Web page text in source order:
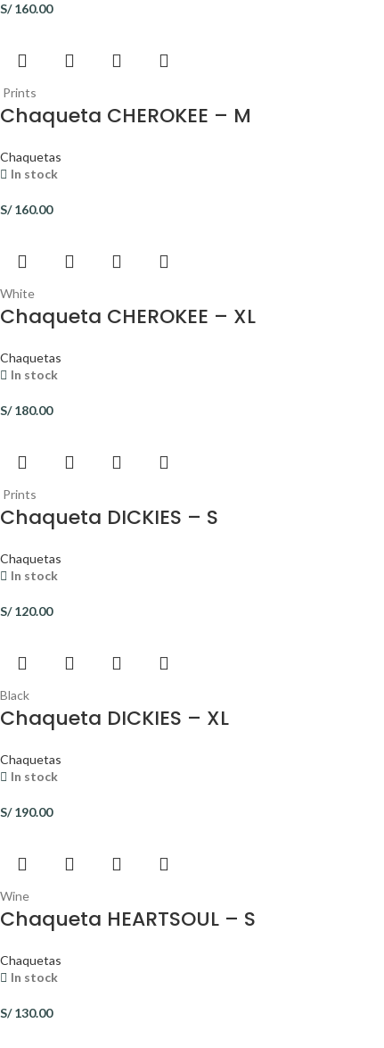
S/160.00
Prints
Chaqueta CHEROKEE – M
Chaquetas
In stock
S/160.00
White
Chaqueta CHEROKEE – XL
Chaquetas
In stock
S/180.00
Prints
Chaqueta DICKIES – S
Chaquetas
In stock
S/120.00
Black
Chaqueta DICKIES – XL
Chaquetas
In stock
S/190.00
Wine
Chaqueta HEARTSOUL – S
Chaquetas
In stock
S/130.00